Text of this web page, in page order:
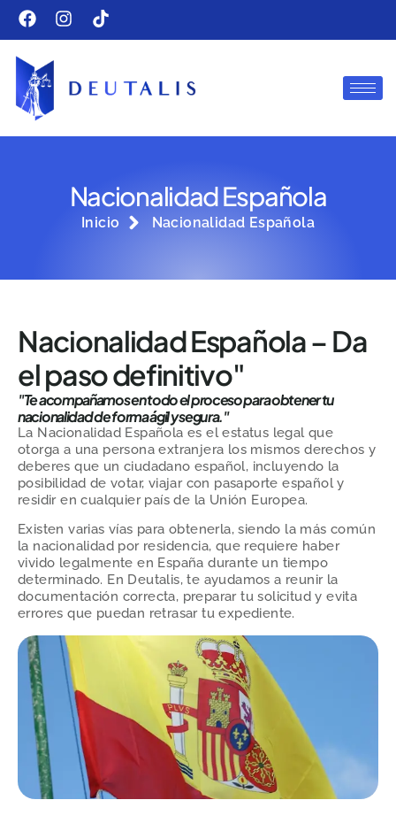
Nacionalidad Española
Inicio Nacionalidad Española
Nacionalidad Española – Da
el paso definitivo"
"Te acompañamos en todo el proceso para obtener tu
nacionalidad de forma ágil y segura."
La Nacionalidad Española es el estatus legal que
otorga a una persona extranjera los mismos derechos y
deberes que un ciudadano español, incluyendo la
posibilidad de votar, viajar con pasaporte español y
residir en cualquier país de la Unión Europea.
Existen varias vías para obtenerla, siendo la más común
la nacionalidad por residencia, que requiere haber
vivido legalmente en España durante un tiempo
determinado. En Deutalis, te ayudamos a reunir la
documentación correcta, preparar tu solicitud y evita
errores que puedan retrasar tu expediente.